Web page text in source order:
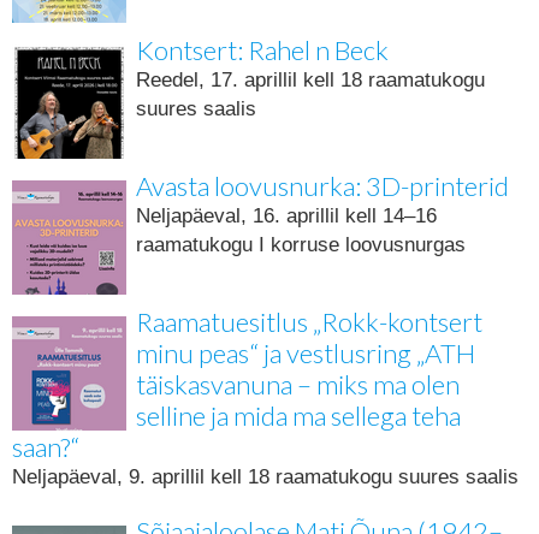
Kontsert: Rahel n Beck
Reedel, 17. aprillil kell 18 raamatukogu
suures saalis
Avasta loovusnurka: 3D-printerid
Neljapäeval, 16. aprillil kell 14–16
raamatukogu I korruse loovusnurgas
Raamatuesitlus „Rokk-kontsert
minu peas“ ja vestlusring „ATH
täiskasvanuna – miks ma olen
selline ja mida ma sellega teha
saan?“
Neljapäeval, 9. aprillil kell 18 raamatukogu suures saalis